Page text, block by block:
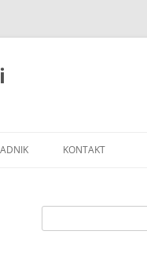
ZBIERAĆ I OPRACOWYWAĆ
KONTAKT